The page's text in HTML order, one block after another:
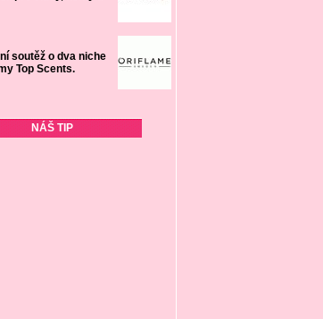
soutěž o dva niche
Top Scents.
NÁŠ TIP